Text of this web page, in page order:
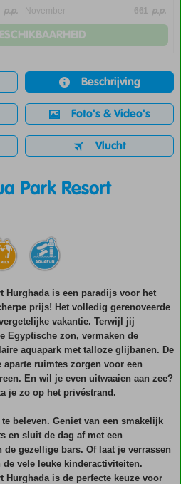
p.p. November 661 p.p.
Beschrijving
Foto's & Video's
Vlucht
Park Resort
Hurghada is een paradijs voor het
prijs! Het volledig gerenoveerde
vakantie. Terwijl jij
Egyptische zon, vermaken de
aquapark met talloze glijbanen. De
ruimtes zorgen voor een
En wil je even uitwaaien aan zee?
je zo op het privéstrand.
beleven. Geniet van een smakelijk
en sluit de dag af met een
gezellige bars. Of laat je verrassen
vele leuke kinderactiviteiten.
Hurghada is de perfecte keuze voor